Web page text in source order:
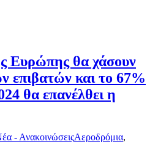
Ευρώπης θα χάσουν
επιβατών και το 67%
θα επανέλθει η
- ΑνακοινώσειςΑεροδρόμια,